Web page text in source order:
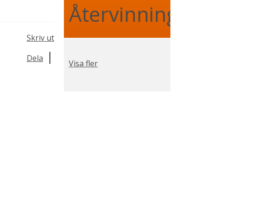
Skriv ut
Dela
|
Återvinning
Visa fler